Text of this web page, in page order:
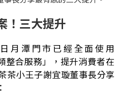
！三大提升
月潭門市已經全面使用
整合服務」，提升消費者在
茶小王子謝宜璇董事長分享